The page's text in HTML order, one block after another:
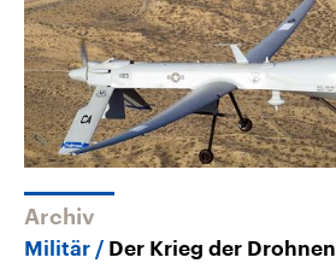
Archiv
Militär Der Krieg der Drohnen